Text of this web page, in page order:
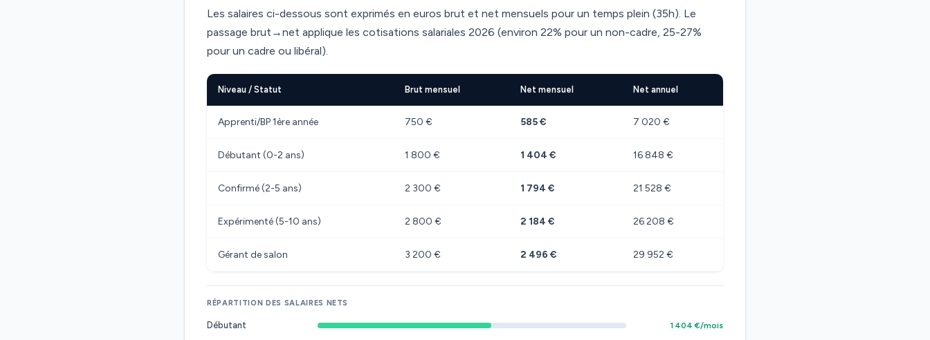
Les salaires ci-dessous sont exprimés en euros brut et net mensuels pour un temps plein (35h). Le
passage brut→net applique les cotisations salariales 2026 (environ 22% pour un non-cadre, 25-27%
pour un cadre ou libéral).
Niveau / Statut Brut mensuel Net mensuel Net annuel
Apprenti/BP 1ère année 750 € 585 € 7 020 €
Débutant (0-2 ans) 1 800 € 1 404 € 16 848 €
Confirmé (2-5 ans) 2 300 € 1 794 € 21 528 €
Expérimenté (5-10 ans) 2 800 € 2 184 € 26 208 €
Gérant de salon 3 200 € 2 496 € 29 952 €
RÉPARTITION DES SALAIRES NETS
Débutant 1 404 €/mois